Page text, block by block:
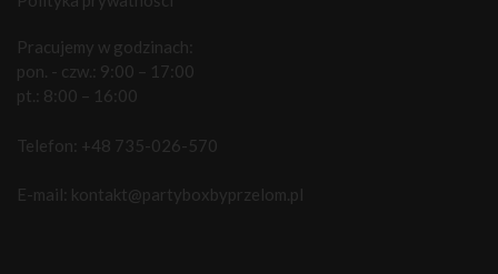
Pracujemy w godzinach:
pon. - czw.: 9:00 – 17:00
pt.: 8:00 – 16:00
Telefon: +48 735-026-570
E-mail: kontakt@partyboxbyprzelom.pl